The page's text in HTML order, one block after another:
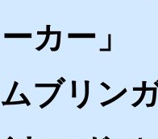
ーカー
ムブリ